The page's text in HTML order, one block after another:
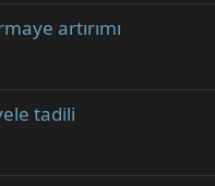
artırımı
tadili